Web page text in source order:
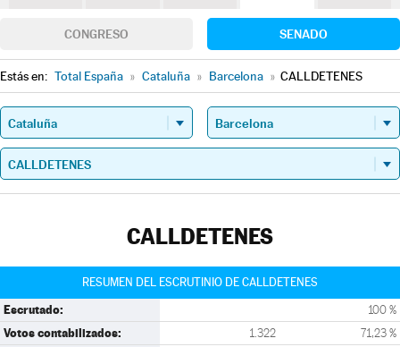
CONGRESO SENADO
Estás en: Total España » Cataluña » Barcelona » CALLDETENES
CALLDETENES
RESUMEN DEL ESCRUTINIO DE CALLDETENES
Escrutado: 100 %
Votos contabilizados: 1.322 71,23 %